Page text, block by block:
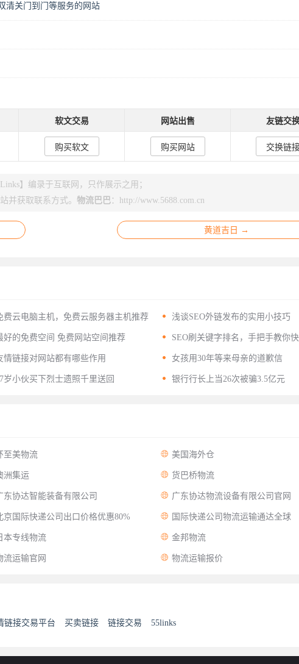
清关门到门等服务的网站
软文交易 网站出售 友链交
购买软文 购买网站 交换链
】编录于互联网，只作展示之用；
并获取联系方式。 物流巴巴 ： http://www.5688.com.cn
黄道吉日 →
费云电脑主机，免费云服务器主机推荐  浅谈SEO外链发布的实用小技巧
好的免费空间 免费网站空间推荐  SEO刷关键字排名，手把手教你
关键词排名
情链接对网站都有哪些作用  女孩用30年等来母亲的道歉信
岁小伙买下烈士遗照千里送回  银行行长上当26次被骗3.5亿元
至美物流  美国海外仓
洲集运  货巴桥物流
东协达智能装备有限公司  广东协达物流设备有限公司官网
京国际快递公司出口价格优惠80%  国际快递公司物流运输通达全球
本专线物流  金邦物流
流运输官网  物流运输报价
链接交易平台 买卖链接 链接交易 55links